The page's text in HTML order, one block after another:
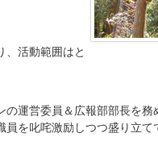
、活動範囲はと
運営委員＆広報部部長を
を叱咤激励しつつ盛り立て